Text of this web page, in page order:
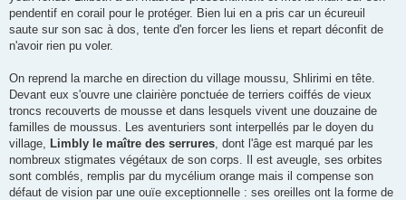
pendentif en corail pour le protéger. Bien lui en a pris car un écureuil
saute sur son sac à dos, tente d'en forcer les liens et repart déconfit de
n'avoir rien pu voler.
On reprend la marche en direction du village moussu, Shlirimi en tête.
Devant eux s'ouvre une clairière ponctuée de terriers coiffés de vieux
troncs recouverts de mousse et dans lesquels vivent une douzaine de
familles de moussus. Les aventuriers sont interpellés par le doyen du
village, Limbly le maître des serrures , dont l'âge est marqué par les
nombreux stigmates végétaux de son corps. Il est aveugle, ses orbites
sont comblés, remplis par du mycélium orange mais il compense son
défaut de vision par une ouïe exceptionnelle : ses oreilles ont la forme de